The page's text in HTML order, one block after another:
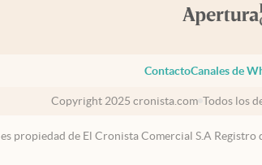
ContactoCanales de
Copyright 2025 cronista.com Todos los
es propiedad de El Cronista Comercial S.A